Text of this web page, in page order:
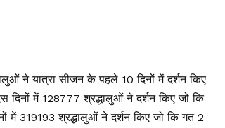
ने यात्रा सीजन के पहले 10 दिनों में दर्शन किए
दिनों में 128777 श्रद्धालुओं ने दर्शन किए जो कि
में 319193 श्रद्धालुओं ने दर्शन किए जो कि गत 2